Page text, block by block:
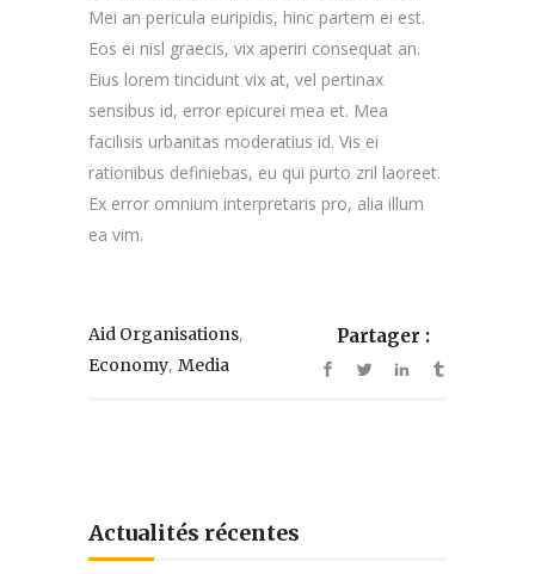
Mei an pericula euripidis, hinc partem ei est.
Eos ei nisl graecis, vix aperiri consequat an.
Eius lorem tincidunt vix at, vel pertinax
sensibus id, error epicurei mea et. Mea
facilisis urbanitas moderatius id. Vis ei
rationibus definiebas, eu qui purto zril laoreet.
Ex error omnium interpretaris pro, alia illum
ea vim.
Aid Organisations,
Economy, Media
Partager :
Actualités récentes